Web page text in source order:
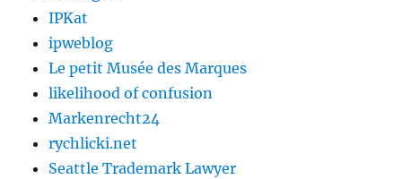
IPKat
ipweblog
Le petit Musée des Marques
likelihood of confusion
Markenrecht24
rychlicki.net
Seattle Trademark Lawyer